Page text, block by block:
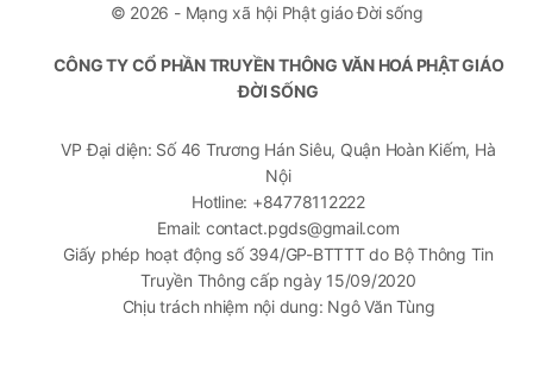
© 2026 - Mạng xã hội Phật giáo Đời sống
CÔNG TY CỔ PHẦN TRUYỀN THÔNG VĂN HOÁ PHẬT GIÁO
ĐỜI SỐNG
VP Đại diện: Số 46 Trương Hán Siêu, Quận Hoàn Kiếm, Hà
Nội
Hotline: +84778112222
Email: contact.pgds@gmail.com
Giấy phép hoạt động số 394/GP-BTTTT do Bộ Thông Tin
Truyền Thông cấp ngày 15/09/2020
Chịu trách nhiệm nội dung: Ngô Văn Tùng